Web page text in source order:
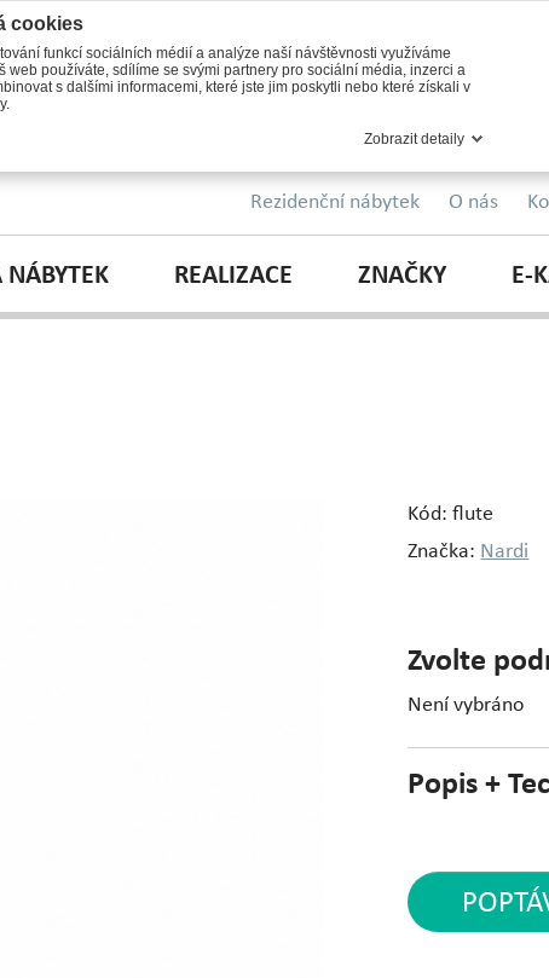
Rezidenční nábytek O nás
NÁBYTEK REALIZACE ZNAČKY E-
Kód: flute
Značka: Nardi
Zvolte
Není vybráno
Popis +
cookies
funkcí sociálních médií a analýze naší návštěvnosti využíváme
web používáte, sdílíme se svými partnery pro sociální média, inzerci a
s dalšími informacemi, které jste jim poskytli nebo které získali v
Zobrazit detaily